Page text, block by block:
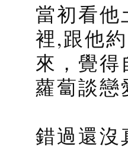
當初看
裡,跟他
來，覺
蘿蔔談戀
錯過還沒